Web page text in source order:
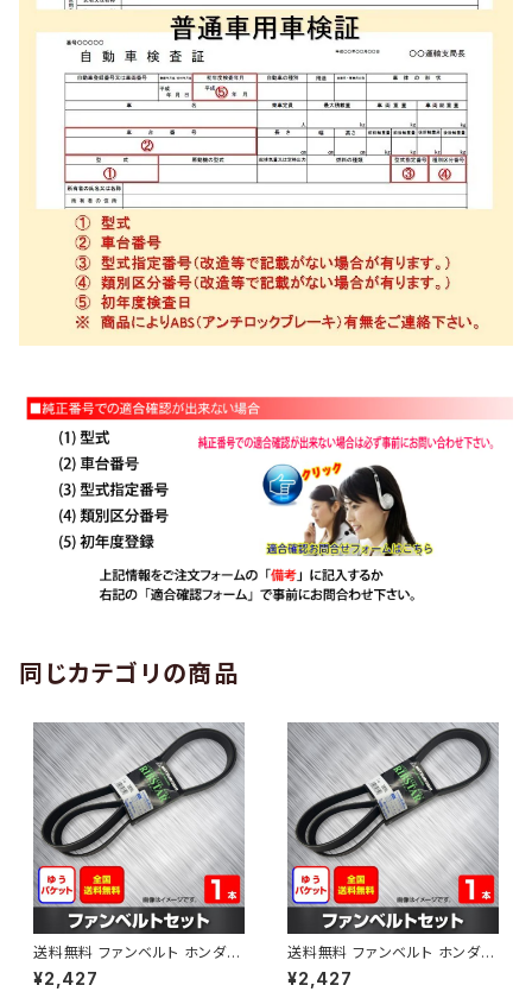
同じカテゴリの商品
送料無料 ファンベルト ホンダ
ゼスト 型式JE1 H18.03～H24.
11 （国内トップメーカー） 1本 H
¥2,427
送料無料 ファンベルト ホンダ ラ
イフ 型式JB6 H15.09～H20.1
1 （国内トップメーカー） 1本 HA
¥2,427